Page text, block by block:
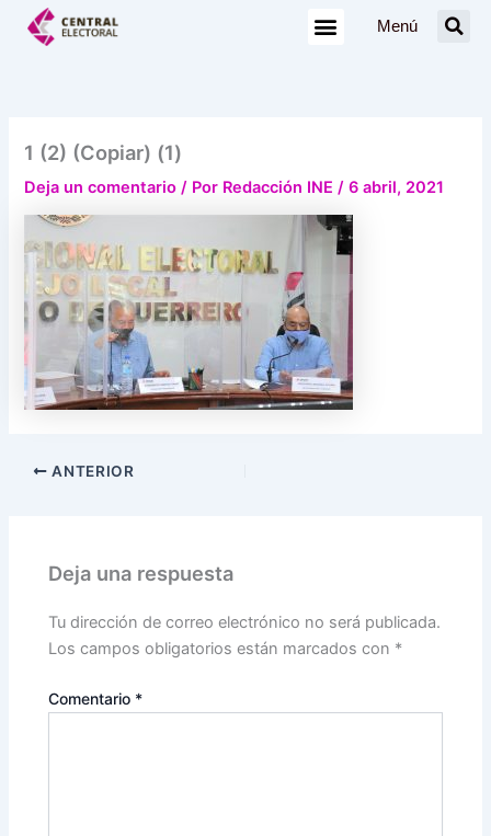
Menú
1 (2) (Copiar) (1)
Deja un comentario / Por Redacción INE/6 abril, 2021
ANTERIOR
Deja una respuesta
Tu dirección de correo electrónico no será publicada.
Los campos obligatorios están marcados con *
Comentario *